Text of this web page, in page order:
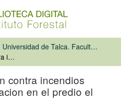
Universidad de Talca. Facultad de Ciencias Forestales
El plan de proteccion contra incendios forestales y su aplicacion en el predio el picazo.
contra incendios
en el predio el